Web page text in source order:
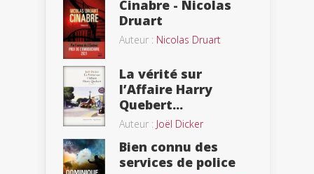
Cinabre - Nicolas
Druart
Auteur : Nicolas Druart
La vérité sur
l’Affaire Harry
Quebert...
Auteur : Joël Dicker
Bien connu des
services de police